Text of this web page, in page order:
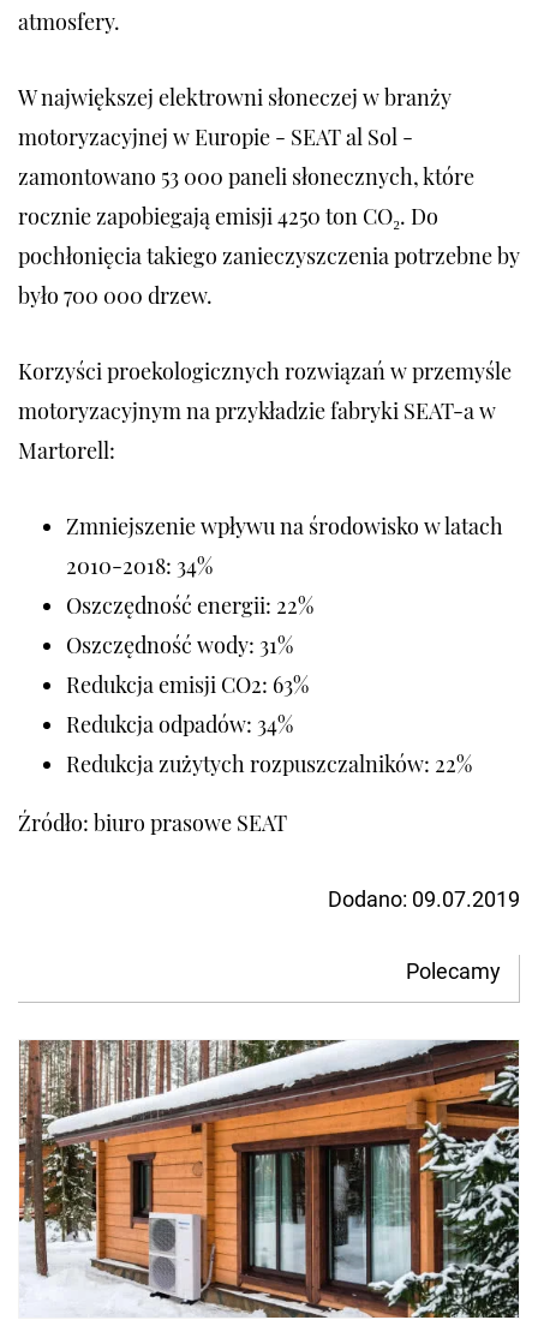
atmosfery.
W największej elektrowni słoneczej w branży
motoryzacyjnej w Europie - SEAT al Sol -
zamontowano 53 000 paneli słonecznych, które
rocznie zapobiegają emisji 4250 ton CO₂. Do
pochłonięcia takiego zanieczyszczenia potrzebne by
było 700 000 drzew.
Korzyści proekologicznych rozwiązań w przemyśle
motoryzacyjnym na przykładzie fabryki SEAT-a w
Martorell:
Zmniejszenie wpływu na środowisko w latach
2010-2018: 34%
Oszczędność energii: 22%
Oszczędność wody: 31%
Redukcja emisji CO2: 63%
Redukcja odpadów: 34%
Redukcja zużytych rozpuszczalników: 22%
Źródło: biuro prasowe SEAT
Dodano: 09.07.2019
Polecamy